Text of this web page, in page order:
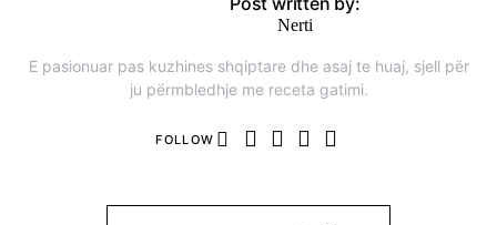
Nerti
E pasionuar pas kuzhines shqiptare dhe asaj te huaj, sjell për
ju përmbledhje me receta gatimi.
FOLLOW